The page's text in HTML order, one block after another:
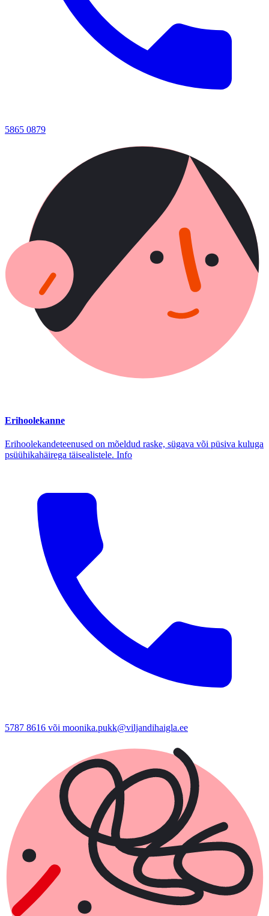
5865 0879
Erihoolekanne
Erihoolekandeteenused on mõeldud raske, sügava või püsiva kuluga
psüühikahäirega täisealistele. Info
5787 8616 või moonika.pukk@viljandihaigla.ee